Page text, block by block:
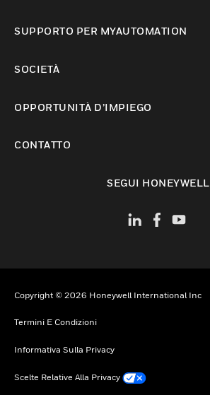
SUPPORTO PER MYAUTOMATION
SOCIETÀ
OPPORTUNITÀ D’IMPIEGO
CONTATTO
SEGUI HONEYWELL
Copyright © 2026 Honeywell International Inc
Termini E Condizioni
Informativa Sulla Privacy
Scelte Relative Alla Privacy